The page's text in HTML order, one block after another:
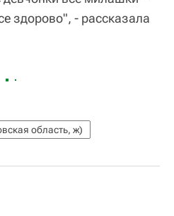
здорово", - рассказала
область, ж)